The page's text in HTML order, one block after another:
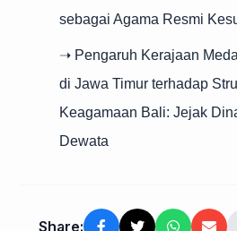
sebagai Agama Resmi
➝ Pengaruh Kerajaan
di Jawa Timur terhadap
Keagamaan Bali: Jejak
Dewata
Share: